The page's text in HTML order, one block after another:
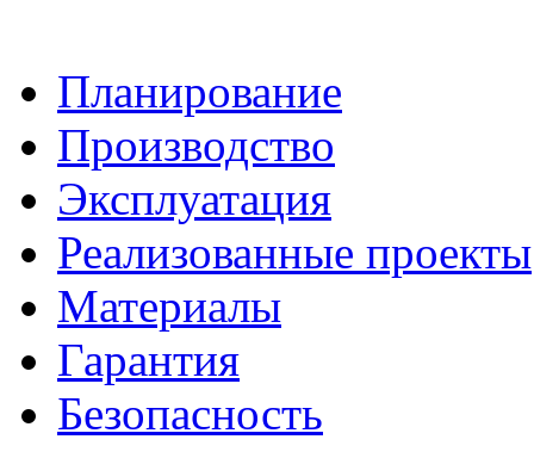
Планирование
Производство
Эксплуатация
Реализованные проекты
Материалы
Гарантия
Безопасность